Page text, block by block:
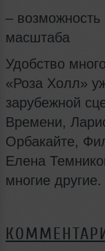
–
масштаба
Удобство
«Роза Холл»
зарубежной
Времени,
Орбакайте,
Елена
многие другие.